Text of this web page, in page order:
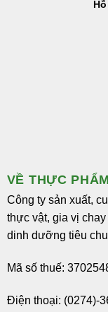
VỀ THỰC
Công ty sản xuất,
thực vật, gia vị
dinh dưỡng tiêu
Mã số thuế:
Điện thoại: (0274)-